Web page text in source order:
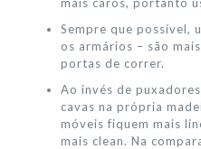
Sempre que possível,
os armários – são
portas de correr.
Ao invés de
cavas na própria
móveis fiquem mais
mais clean. Na